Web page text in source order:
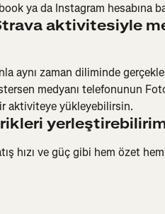
ya da Instagram hesabına
aktivitesiyle
aynı zaman diliminde
medyanı telefonunun
aktiviteye yükleyebilirsin.
hızı ve güç gibi hem özet